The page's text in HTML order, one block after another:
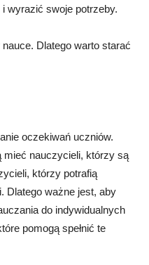
wyrazić swoje potrzeby.
Dlatego warto starać
oczekiwań uczniów.
mieć nauczycieli, którzy są
którzy potrafią
Dlatego ważne jest, aby
do indywidualnych
pomogą spełnić te